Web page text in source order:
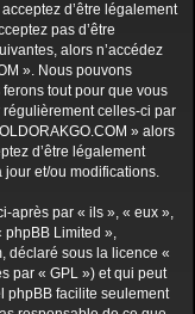
d’être légalement
pas d’être
alors n’accédez
». Nous pouvons
tout pour que vous
régulièrement celles-ci par
» alors
d’être légalement
et/ou modifications.
après par « ils », « eux »,
phpBB Limited »,
déclaré sous la licence «
par « GPL ») et qui peut
phpBB facilite seulement